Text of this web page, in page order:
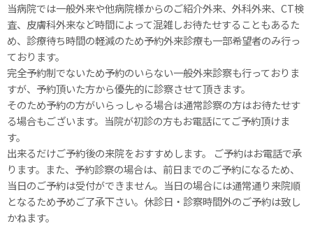
当病院では一般外来や他病院様からのご紹介外来、外科外来、CT検
査、皮膚科外来など時間によって混雑しお待たせすることもあるた
め、診療待ち時間の軽減のため予約外来診療も一部希望者のみ行っ
ております。
完全予約制でないため予約のいらない一般外来診察も行っておりま
すが、予約頂いた方から優先的に診察させて頂きます。
そのため予約の方がいらっしゃる場合は通常診察の方はお待たせす
る場合もございます。当院が初診の方もお電話にてご予約頂けま
す。
出来るだけご予約後の来院をおすすめします。 ご予約はお電話で承
ります。また、予約診察の場合は、前日までのご予約になるため、
当日のご予約は受付ができません。当日の場合には通常通り来院順
となるため予めご了承下さい。休診日・診察時間外のご予約は致し
かねます。